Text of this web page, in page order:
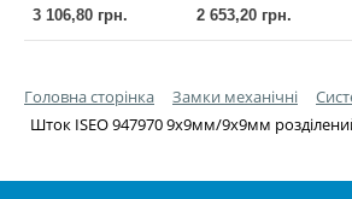
I MOV
I MOV CYL_HOLE
3 106,80 грн.
врізний 214110654 1
для активної
стулки врізний
9х9мм/9х9мм Zinc
2 653,20 грн.
Головна сторінка Замки механічні
Шток ISEO 947970 9х9мм/9х9мм